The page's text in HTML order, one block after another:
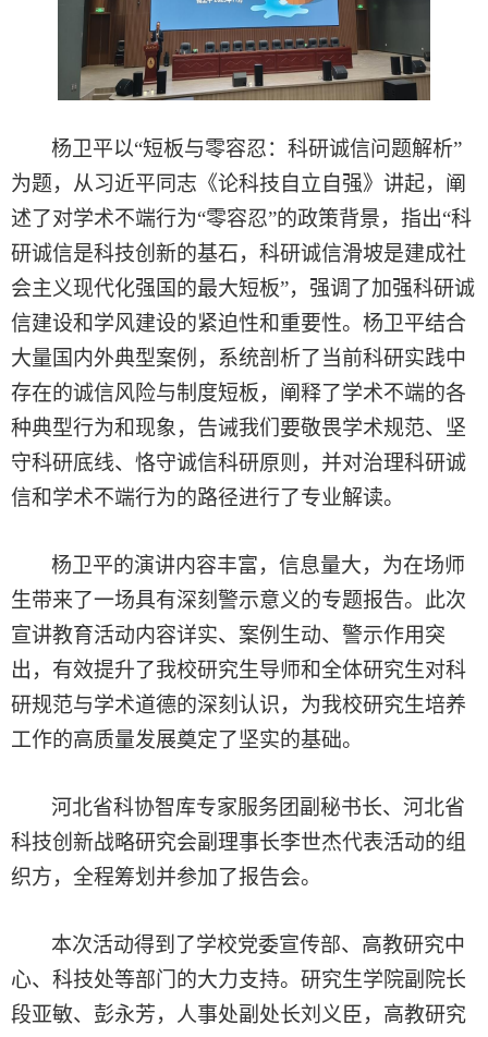
杨卫平以“短板与零容忍：科研诚信问题解析”
为题， 从习近平同志《论科技自立自强》讲起，阐
述了对学术不端行为“零容忍”的政策背景， 指出“科
研诚信是科技创新的基石， 科研诚信滑坡是建成社
会主义现代化强国的最大短板”，强调了加强科研诚
信建设和学风建设的紧迫性和重要性。杨卫平结合
大量国内外典型案例，系统剖析了当前科研实践中
存在的诚信风险与制度短板， 阐释了学术不端的各
种典型行为和现象，告诫我们要敬畏学术规范、坚
守科研底线、恪守诚信科研原则，并对治理科研诚
信和学术不端行为的路径进行了专业解读。
杨卫平的演讲内容丰富，信息量大，为在场师
生带来了一场具有深刻警示意义的专题报告。 此次
宣讲教育活动内容详实、案例生动、 警示作用突
出，有效提升了我校研究生导师和全体研究生对科
研规范与学术道德的深刻 认识，为我校研究生培养
工作的高质量发展奠定了坚实的基础。
河北省科协智库专家服务团副秘书长、河北省
科技创新战略研究会副理事长李世杰代表活动的组
织方，全程筹划并参加了报告会。
本次活动得到了学校党委宣传部、高教研究中
心、科技处等部门的大力支持。研究生学院副院长
段亚敏、彭永芳， 人事处副处长刘义臣， 高教研究